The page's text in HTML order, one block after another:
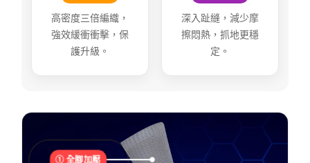
高密度三倍編織，
強效緩衝衝擊，保
護升級。
深入趾縫，減少摩
擦悶熱，抓地更穩
定。
① 全腳加壓